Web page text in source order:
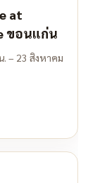
at
ขอนแก่น
. – 23 สิงหาคม